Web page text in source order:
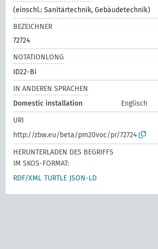
(einschl.: Sanitärtechnik, Gebäudetechnik)
BEZEICHNER
72724
NOTATIONLONG
ID22-Bi
IN ANDEREN SPRACHEN
Domestic installation
Englisch
URI
http://zbw.eu/beta/pm20voc/pr/72724
HERUNTERLADEN DES BEGRIFFS
IM SKOS-FORMAT:
RDF/XML TURTLE JSON-LD